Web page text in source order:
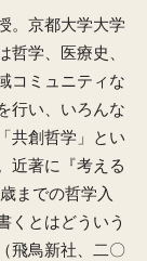
。京都大学大学
学、医療史、
コミュニティな
行い、いろんな
共創哲学」とい
近著に『考える
までの哲学入
くとはどういう
飛鳥新社、二〇